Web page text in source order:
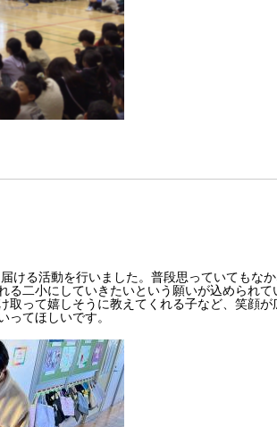
ける活動を行いました。普段思っていてもな
る二小にしていきたいという願いが込められ
取って嬉しそうに教えてくれる子など、笑顔
てほしいです。